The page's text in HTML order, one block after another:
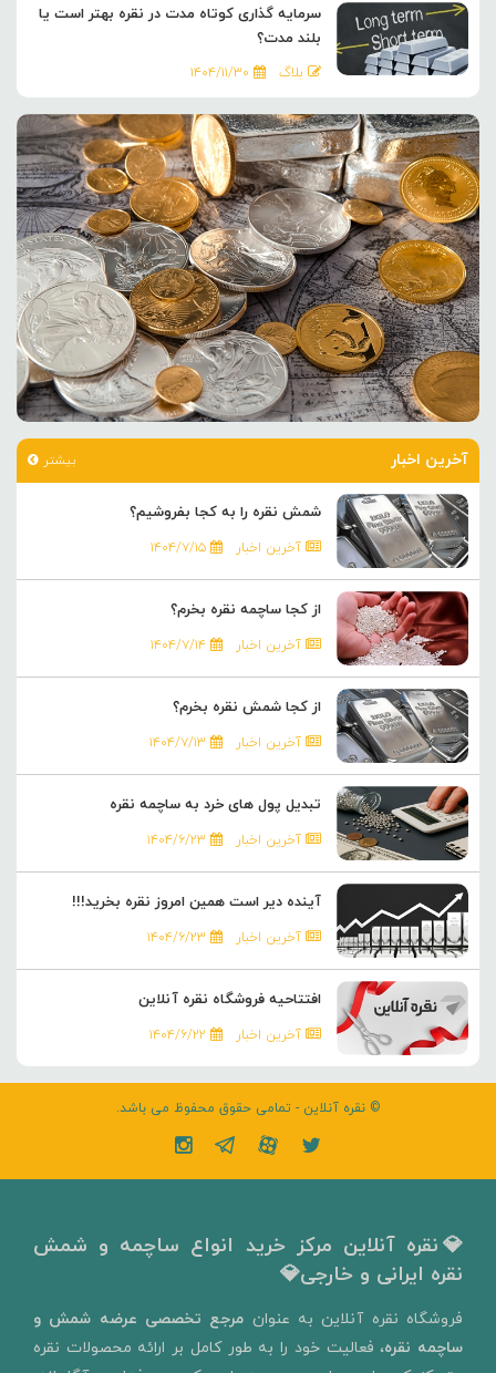
سرمایه گذاری کوتاه مدت در نقره بهتر است یا
بلند مدت؟
بلاگ ۱۴۰۴/۱۱/۳۰
آخرین اخبار بیشتر
شمش نقره را به کجا بفروشیم؟
آخرین اخبار ۱۴۰۴/۷/۱۵
از کجا ساچمه نقره بخرم؟
آخرین اخبار ۱۴۰۴/۷/۱۴
از کجا شمش نقره بخرم؟
آخرین اخبار ۱۴۰۴/۷/۱۳
تبدیل پول های خرد به ساچمه نقره
آخرین اخبار ۱۴۰۴/۶/۲۳
آینده دیر است همین امروز نقره بخرید!!!
آخرین اخبار ۱۴۰۴/۶/۲۳
افتتاحیه فروشگاه نقره آنلاین
آخرین اخبار ۱۴۰۴/۶/۲۲
© نقره آنلاین - تمامی حقوق محفوظ می باشد.
💎نقره آنلاین مرکز خرید انواع ساچمه و شمش
نقره ایرانی و خارجی💎
​فروشگاه نقره آنلاین به‌ عنوان مرجع تخصصی عرضه شمش و
ساچمه نقره، فعالیت خود را به‌ طور کامل بر ارائه محصولات نقره